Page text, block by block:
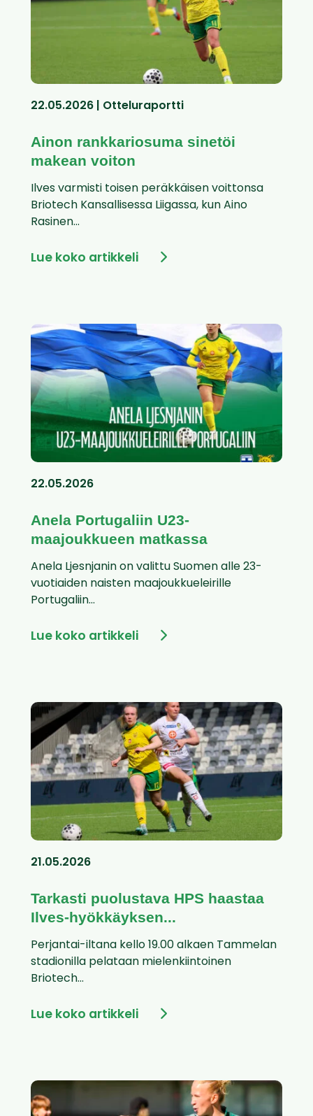
22.05.2026 | Otteluraportti
Ainon rankkariosuma sinetöi
makean voiton
Ilves varmisti toisen peräkkäisen voittonsa
Briotech Kansallisessa Liigassa, kun Aino
Rasinen...
Lue koko artikkeli
22.05.2026
Anela Portugaliin U23-
maajoukkueen matkassa
Anela Ljesnjanin on valittu Suomen alle 23-
vuotiaiden naisten maajoukkueleirille
Portugaliin...
Lue koko artikkeli
21.05.2026
Tarkasti puolustava HPS haastaa
Ilves-hyökkäyksen...
Perjantai-iltana kello 19.00 alkaen Tammelan
stadionilla pelataan mielenkiintoinen
Briotech...
Lue koko artikkeli